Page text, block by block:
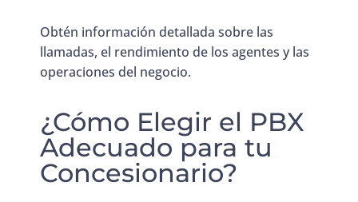
Obtén información detallada sobre las
llamadas, el rendimiento de los agentes y las
operaciones del negocio.
¿Cómo Elegir el PBX
Adecuado para tu
Concesionario?